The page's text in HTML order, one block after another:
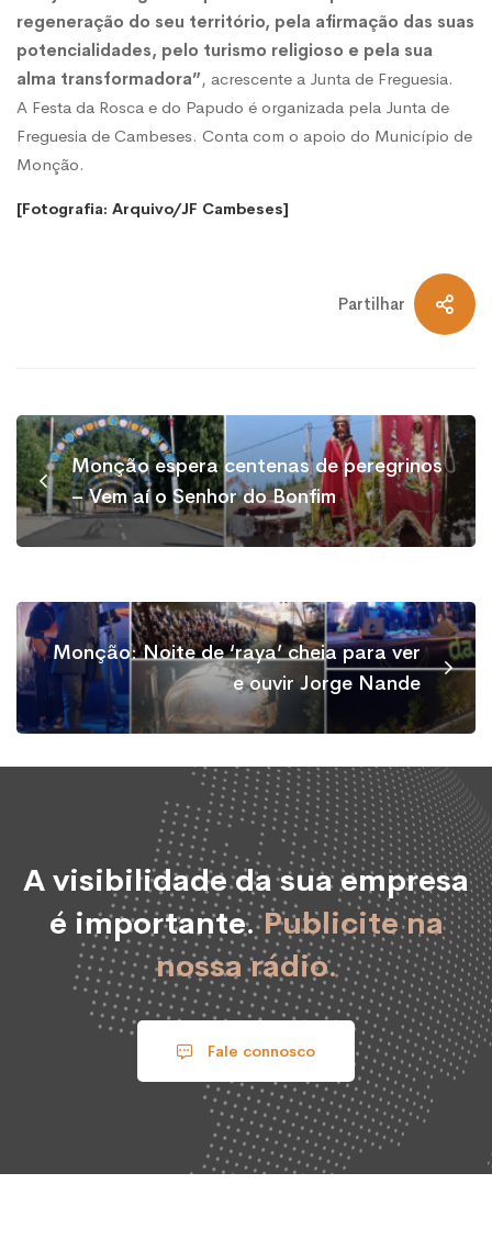
regeneração do seu território, pela afirmação das suas
potencialidades, pelo turismo religioso e pela sua
alma transformadora”, acrescente a Junta de Freguesia.
A Festa da Rosca e do Papudo é organizada pela Junta de
Freguesia de Cambeses. Conta com o apoio do Município de
Monção.
[Fotografia: Arquivo/JF Cambeses]
Partilhar
Monção espera centenas de peregrinos
– Vem aí o Senhor do Bonfim
Monção: Noite de ‘raya’ cheia para ver
e ouvir Jorge Nande
A visibilidade da sua empresa
é importante.Publicite na
nossa rádio.
Fale connosco